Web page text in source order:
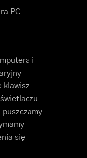
PC
i
klawisz
puszczamy
się